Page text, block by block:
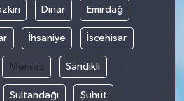
Dinar Emirdağ
İhsaniye İscehisar
Merkez Sandıklı
Sultandağı Şuhut